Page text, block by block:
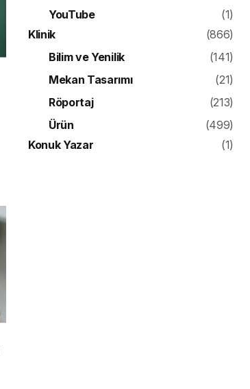
YouTube
(1)
Klinik
(866)
Bilim ve Yenilik
(141)
Mekan Tasarımı
(21)
Röportaj
(213)
Ürün
(499)
Konuk Yazar
(1)